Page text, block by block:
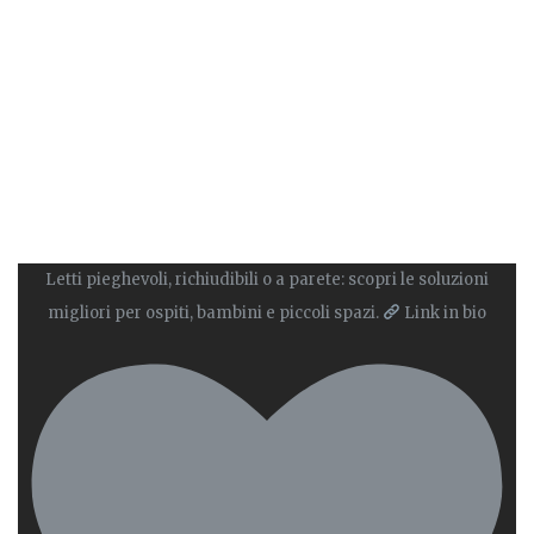
Letti pieghevoli, richiudibili o a parete: scopri le soluzioni
migliori per ospiti, bambini e piccoli spazi.
Link in bio